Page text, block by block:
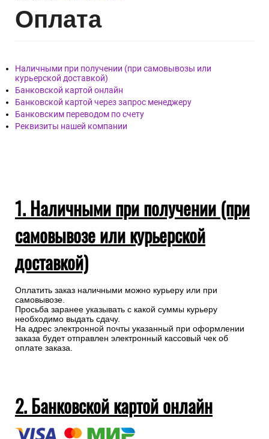
Оплата
Наличными при получении (при самовывозы или
курьерской доставкой)
Банковской картой онлайн
Банковской картой через запрос менеджеру
Банковским переводом по счету
Реквизиты нашей компании
1. Наличными при получении (при
самовывозе или курьерской
доставкой)
Оплатить заказ наличными можно курьеру или при
самовывозе.
Просьба заранее указывать с какой суммы курьеру
необходимо выдать сдачу.
На адрес электронной почты указанный при оформлении
заказа будет отправлен электронный кассовый чек об
оплате заказа.
2. Банковской картой онлайн